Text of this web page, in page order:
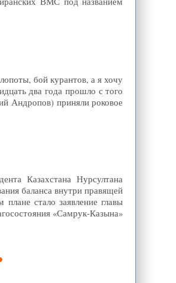
бой курантов, а я хочу
два года прошло с того
Андропов) приняли роковое
Казахстана Нурсултана
баланса внутри правящей
стало заявление главы
«Самрук-Казына»